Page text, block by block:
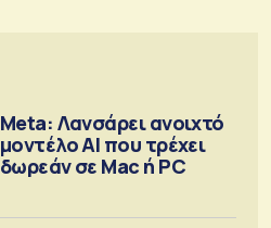
Meta: Λανσάρει ανοιχτό
μοντέλο ΑΙ που τρέχει
δωρεάν σε Mac ή PC